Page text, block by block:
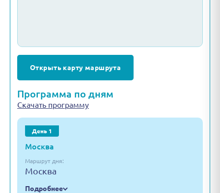
Открыть карту маршрута
Программа по дням
Скачать программу
День 1
Москва
Маршрут дня:
Москва
Подробнее